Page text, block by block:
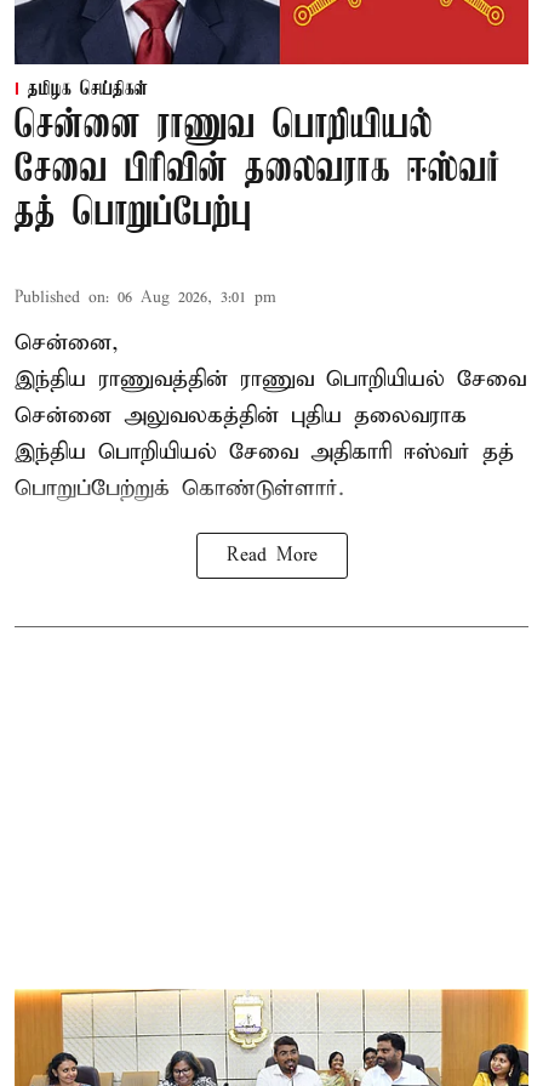
தமிழக செய்திகள்
சென்னை ராணுவ பொறியியல்
சேவை பிரிவின் தலைவராக ஈஸ்வர்
தத் பொறுப்பேற்பு
Published on: 06 Aug 2026, 3:01 pm
சென்னை,
இந்திய ராணுவத்தின் ராணுவ பொறியியல் சேவை
சென்னை அலுவலகத்தின் புதிய தலைவராக
இந்திய பொறியியல் சேவை அதிகாரி ஈஸ்வர் தத்
பொறுப்பேற்றுக் கொண்டுள்ளார்.
Read More